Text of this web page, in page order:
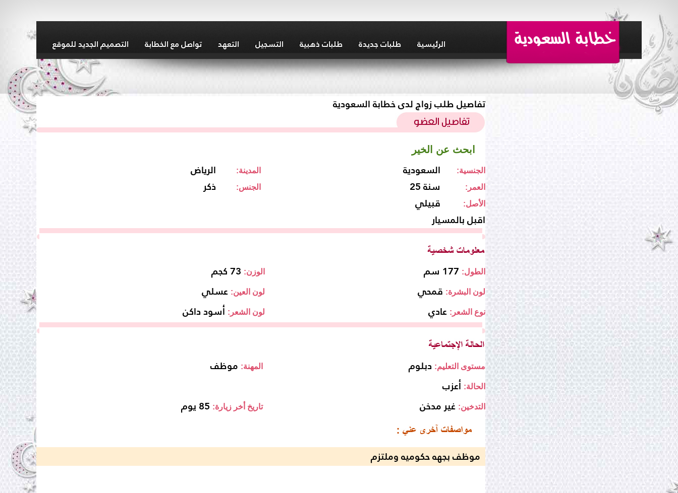
الرئيسية طلبات جديدة طلبات ذهبية التسجيل التعهد تواصل مع الخطابة التصميم الجديد للموقع
تفاصيل طلب زواج لدى خطابة السعودية
ابحث عن الخير
الرياض المدينة: السعودية الجنسية:
ذكر الجنس: 25 سنة العمر:
قبيلي الأصل:
اقبل بالمسيار
الوزن: 73 كجم الطول: 177 سم
لون العين: عسلي لون البشرة: قمحي
لون الشعر: أسود داكن نوع الشعر: عادي
المهنة: موظف مستوى التعليم: دبلوم
الحالة: أعزب
تاريخ أخر زيارة: 85 يوم التدخين: غير مدخن
موظف بجهه حكوميه وملتزم